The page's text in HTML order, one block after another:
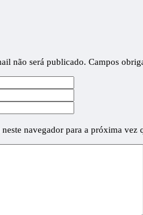
não será publicado. Campos
neste navegador para a próxima vez